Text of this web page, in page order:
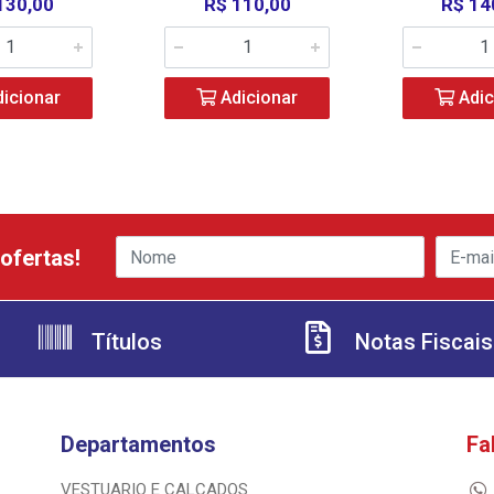
R$ 110,00
Adicionar
R$
Títulos Notas Fiscais
Departamentos
VESTUARIO E CALCADOS